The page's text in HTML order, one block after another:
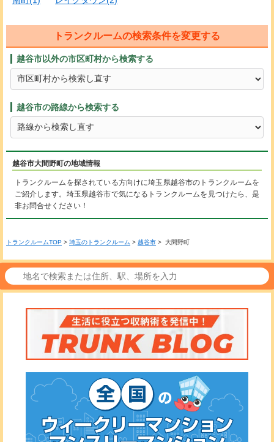
トランクルームの検索条件を変更する
越谷市以外の市区町村から検索する
越谷市の路線から検索する
越谷市大間野町の地域情報
トランクルームを探されている方向けに埼玉県越谷市のトランクルームを
ご紹介します。埼玉県越谷市で気になるトランクルームを見つけたら、是
非お問合せください！
トランクルームTOP > 埼玉のトランクルーム > 越谷市 > 大間野町